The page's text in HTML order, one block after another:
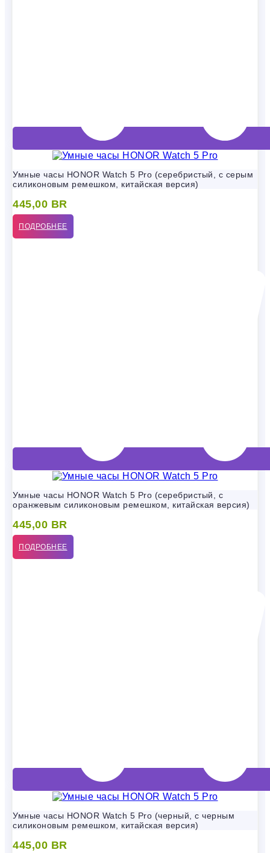
Умные часы HONOR Watch 5 Pro (серебристый, с серым
силиконовым ремешком, китайская версия)
445,00 BR
ПОДРОБНЕЕ
Умные часы HONOR Watch 5 Pro (серебристый, с
оранжевым силиконовым ремешком, китайская версия)
445,00 BR
ПОДРОБНЕЕ
Умные часы HONOR Watch 5 Pro (черный, с черным
силиконовым ремешком, китайская версия)
445,00 BR